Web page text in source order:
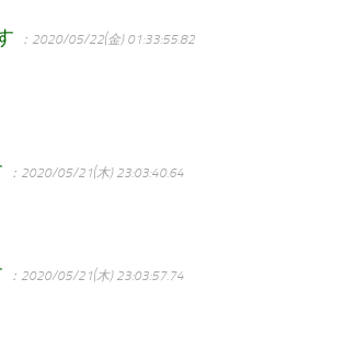
：2020/05/22(金) 01:33:55.82
：2020/05/21(木) 23:03:40.64
：2020/05/21(木) 23:03:57.74